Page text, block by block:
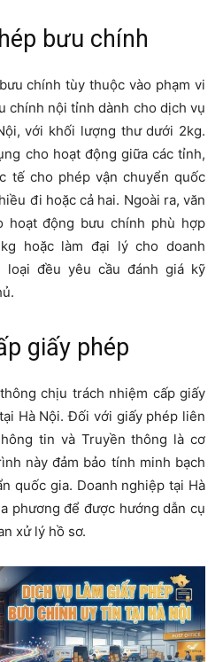
bưu chính
chính tùy thuộc vào phạm vi
chính nội tỉnh dành cho dịch vụ
với khối lượng thư dưới 2kg.
cho hoạt động giữa các tỉnh,
tế cho phép vận chuyển quốc
đi hoặc cả hai. Ngoài ra, văn
hoạt động bưu chính phù hợp
hoặc làm đại lý cho doanh
loại đều yêu cầu đánh giá kỹ
giấy phép
chịu trách nhiệm cấp giấy
Hà Nội. Đối với giấy phép liên
tin và Truyền thông là cơ
này đảm bảo tính minh bạch
quốc gia. Doanh nghiệp tại Hà
phương để được hướng dẫn cụ
xử lý hồ sơ.